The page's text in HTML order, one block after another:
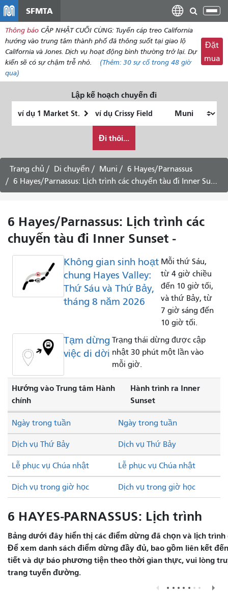
dung
SFMTA
Thông báo CẬP NHẬT CUỐI CÙNG: Tuyến cáp treo California
hướng vào trung tâm thành phố đã thông suốt tại giao lộ
California và Jones. Dịch vụ hoạt động bình thường trở lại. Dự
kiến ​​sẽ có sự chậm trễ nhỏ.
(Thêm: 30 sự cố trong 48 giờ
qua)
Đặt
mua
Lập kế hoạch chuyến đi
thúc
muốn
đi
du
lịch
như
Đi thôi...
Trang chủ Di chuyển Muni
6 Hayes/Parnassus
6 Hayes/Parnassus: Lịch trình các chuyến tàu đi Inner Sunset -
6 Hayes/Parnassus: Lịch trình các
chuyến tàu đi Inner Sunset -
Không gian sinh hoạt
chung Hayes Valley:
Thứ Sáu và Thứ Bảy,
tháng 8 năm 2026
Mỗi thứ Sáu,
từ 4 giờ chiều
đến 10 giờ tối,
và thứ Bảy, từ
7 giờ sáng đến
10 giờ tối.
Tạm dừng
việc di dời
Trạng thái dừng được cập
nhật 30 phút một lần vào
mỗi giờ.
Hướng vào Trung tâm Hành
chính
Hành trình ra Inner
Sunset
Dịch vụ Thứ Bảy Dịch vụ Thứ Bảy
Lễ phục vụ Chúa nhật Lễ phục vụ Chúa nhật
Ngày trong tuần Ngày trong tuần
Dịch vụ trong giờ học Dịch vụ trong giờ học
6 HAYES-PARNASSUS: Lịch trình
Bảng dưới đây hiển thị các điểm dừng đã chọn và lịch
Để xem danh sách điểm dừng đầy đủ, bao gồm liên kết
tiết và dự báo phương tiện theo thời gian thực, vui lòng
trang tuyến đường.